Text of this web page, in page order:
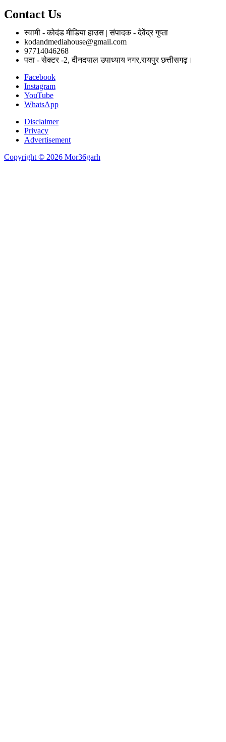
Contact Us
स्वामी - कोदंड मीडिया हाउस | संपादक - देवेंद्र गुप्ता
kodandmediahouse@gmail.com
97714046268
पता - सेक्टर -2, दीनदयाल उपाध्याय नगर,रायपुर छत्तीसगढ़।
Facebook
Instagram
YouTube
WhatsApp
Disclaimer
Privacy
Advertisement
Copyright © 2026 Mor36garh